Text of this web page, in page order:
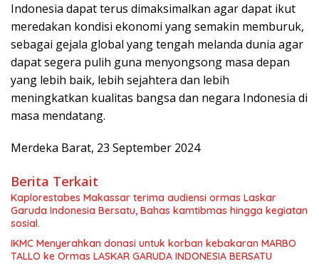
Indonesia dapat terus dimaksimalkan agar dapat ikut
meredakan kondisi ekonomi yang semakin memburuk,
sebagai gejala global yang tengah melanda dunia agar
dapat segera pulih guna menyongsong masa depan
yang lebih baik, lebih sejahtera dan lebih
meningkatkan kualitas bangsa dan negara Indonesia di
masa mendatang.
Merdeka Barat, 23 September 2024
Berita Terkait
Kaplorestabes Makassar terima audiensi ormas Laskar
Garuda Indonesia Bersatu, Bahas kamtibmas hingga kegiatan
sosial.
IKMC Menyerahkan donasi untuk korban kebakaran MARBO
TALLO ke Ormas LASKAR GARUDA INDONESIA BERSATU